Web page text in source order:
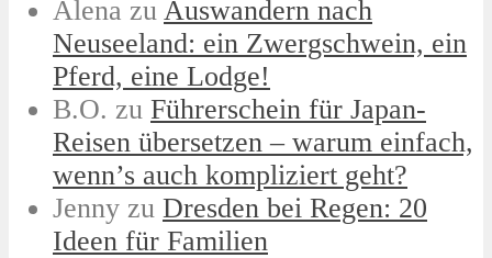
Alena zu Auswandern nach
Neuseeland: ein Zwergschwein, ein
Pferd, eine Lodge!
B.O. zu Führerschein für Japan-
Reisen übersetzen – warum einfach,
wenn’s auch kompliziert geht?
Jenny zu Dresden bei Regen: 20
Ideen für Familien